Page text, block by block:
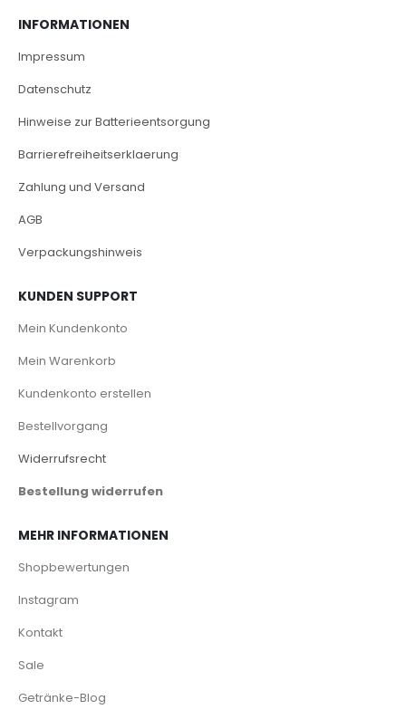
INFORMATIONEN
Impressum
Datenschutz
Hinweise zur Batterieentsorgung
Barrierefreiheitserklaerung
Zahlung und Versand
AGB
Verpackungshinweis
KUNDEN SUPPORT
Mein Kundenkonto
Mein Warenkorb
Kundenkonto erstellen
Bestellvorgang
Widerrufsrecht
Bestellung widerrufen
MEHR INFORMATIONEN
Shopbewertungen
Instagram
Kontakt
Sale
Getränke-Blog